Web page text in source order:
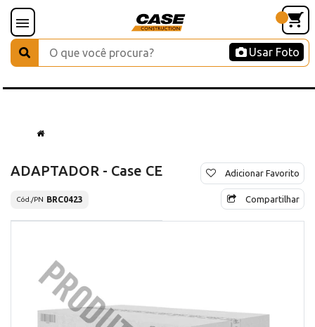
Usar Foto
ADAPTADOR - Case CE
Cód./PN BRC0423
Adicionar Favorito
Compartilhar